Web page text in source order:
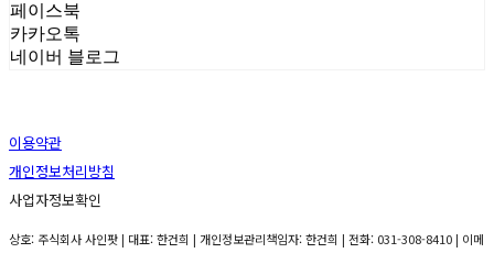
페이스북
카카오톡
네이버 블로그
이용약관
개인정보처리방침
사업자정보확인
상호: 주식회사 사인팟 | 대표: 한건희 | 개인정보관리책임자: 한건희 | 전화: 031-308-8410 | 이메